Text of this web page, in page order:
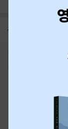
공지 8월 신용카드 무
이용약